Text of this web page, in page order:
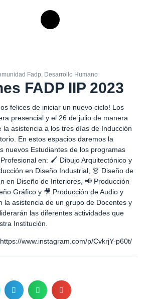
Fadp, Desarrollo Humano
FADP IIP 2023
felices de iniciar un nuevo ciclo! Los
presencial y el 26 de julio de manera
la asistencia a los tres días de Inducción
En estos espacios daremos la
nuevos Estudiantes de los programas
en: 🖌️ Dibujo Arquitectónico y
en Diseño Industrial, 👗 Diseño de
en Diseño de Interiores, 📢 Producción
Gráfico y 🎥 Producción de Audio y
la asistencia de un grupo de Docentes y
las diferentes actividades que
Institución.
https://www.instagram.com/p/CvkrjY-p60t/